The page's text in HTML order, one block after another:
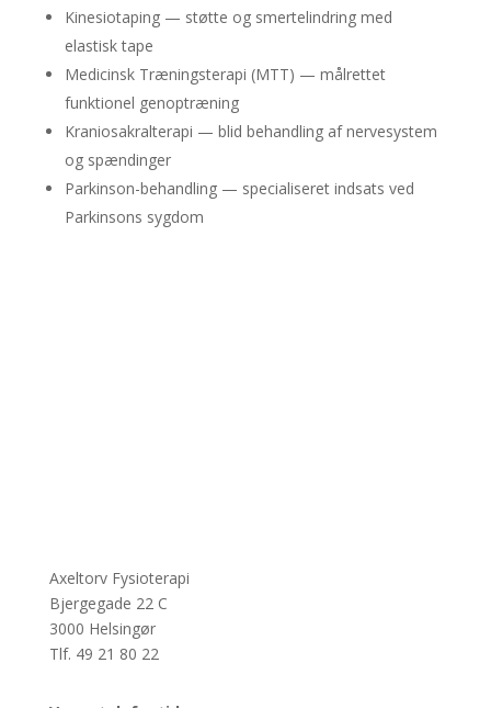
Kinesiotaping — støtte og smertelindring med
elastisk tape
Medicinsk Træningsterapi (MTT) — målrettet
funktionel genoptræning
Kraniosakralterapi — blid behandling af nervesystem
og spændinger
Parkinson-behandling — specialiseret indsats ved
Parkinsons sygdom
Axeltorv Fysioterapi
Bjergegade 22 C
3000 Helsingør
Tlf. 49 21 80 22